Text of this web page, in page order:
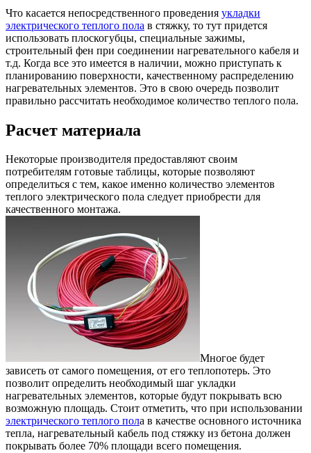
Что касается непосредственного проведения укладки
электрического теплого пола в стяжку, то тут придется
использовать плоскогубцы, специальные зажимы,
строительный фен при соединении нагревательного кабеля и
т.д. Когда все это имеется в наличии, можно приступать к
планированию поверхности, качественному распределению
нагревательных элементов. Это в свою очередь позволит
правильно рассчитать необходимое количество теплого пола.
Расчет материала
Некоторые производителя предоставляют своим
потребителям готовые таблицы, которые позволяют
определиться с тем, какое именно количество элементов
теплого электрического пола следует приобрести для
качественного монтажа.
Многое будет
зависеть от самого помещения, от его теплопотерь. Это
позволит определить необходимый шаг укладки
нагревательных элементов, которые будут покрывать всю
возможную площадь. Стоит отметить, что при использовании
электрического теплого пола в качестве основного источника
тепла, нагревательный кабель под стяжку из бетона должен
покрывать более 70% площади всего помещения.